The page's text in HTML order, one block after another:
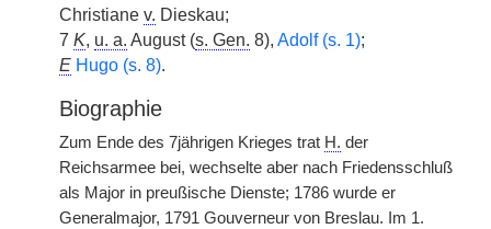
Christiane v. Dieskau;
7 K, u. a. August (s. Gen. 8), Adolf (s. 1);
E Hugo (s. 8).
Biographie
Zum Ende des 7jährigen Krieges trat H. der
Reichsarmee bei, wechselte aber nach Friedensschluß
als Major in preußische Dienste; 1786 wurde er
Generalmajor, 1791 Gouverneur von Breslau. Im 1.